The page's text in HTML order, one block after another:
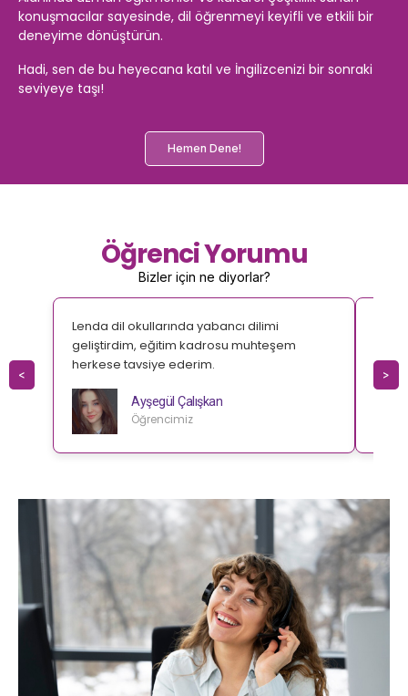
konuşmacılar sayesinde, dil öğrenmeyi keyifli ve etkili bir
deneyime dönüştürün.
Hadi, sen de bu heyecana katıl ve İngilizcenizi bir sonraki
seviyeye taşı!
Hemen Dene!
Öğrenci Yorumu
Bizler için ne diyorlar?
<
Lenda dil okullarında yabancı dilimi
geliştirdim, eğitim kadrosu muhteşem
herkese tavsiye ederim.
Ayşegül Çalışkan
Öğrencimiz
>